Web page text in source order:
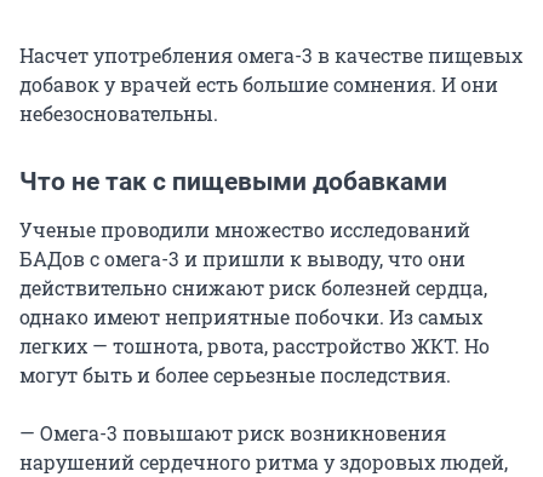
Насчет употребления омега-3 в качестве пищевых
добавок у врачей есть большие сомнения. И они
небезосновательны.
Что не так с пищевыми добавками
Ученые проводили множество исследований
БАДов с омега-3 и пришли к выводу, что они
действительно снижают риск болезней сердца,
однако имеют неприятные побочки. Из самых
легких — тошнота, рвота, расстройство ЖКТ. Но
могут быть и более серьезные последствия.
— Омега-3 повышают риск возникновения
нарушений сердечного ритма у здоровых людей,